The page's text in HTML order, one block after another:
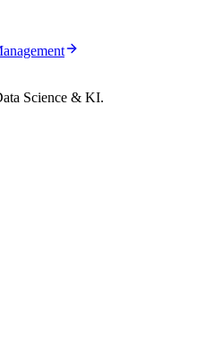
Science & KI.